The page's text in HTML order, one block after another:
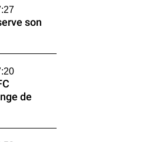
son
de